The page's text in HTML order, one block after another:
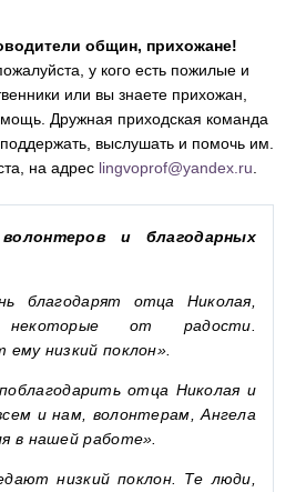
общин, прихожане!
у кого есть пожилые и
или вы знаете прихожан,
Дружная приходская команда
выслушать и помочь им.
на адрес lingvoprof@yandex.ru
и благодарных
благодарят отца Николая,
некоторые от радости.
низкий поклон».
отца Николая и
и нам, волонтерам, Ангела
в нашей работе».
низкий поклон. Те люди,